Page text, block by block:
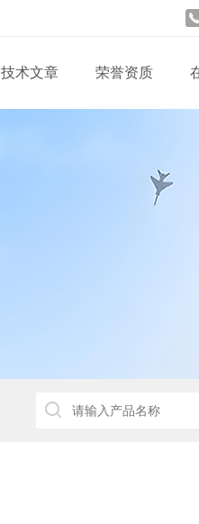
技术文章 荣誉资质